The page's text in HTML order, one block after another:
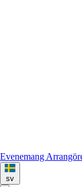
Evenemang
sv